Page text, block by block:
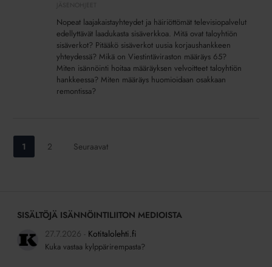
Nopeat laajakaistayhteydet ja häiriöttömät televisiopalvelut
edellyttävät laadukasta sisäverkkoa. Mitä ovat taloyhtiön
sisäverkot? Pitääkö sisäverkot uusia korjaushankkeen
yhteydessä? Mikä on Viestintäviraston määräys 65?
Miten isännöinti hoitaa määräyksen velvoitteet taloyhtiön
hankkeessa? Miten määräys huomioidaan osakkaan
remontissa?
Siirry
sivulle:
1
Siirry
2 Seuraavat
SISÄLTÖJÄ ISÄNNÖINTILIITON MEDIOISTA
27.7.2026
Kotitalolehti.fi
Kuka vastaa kylppärirempasta?